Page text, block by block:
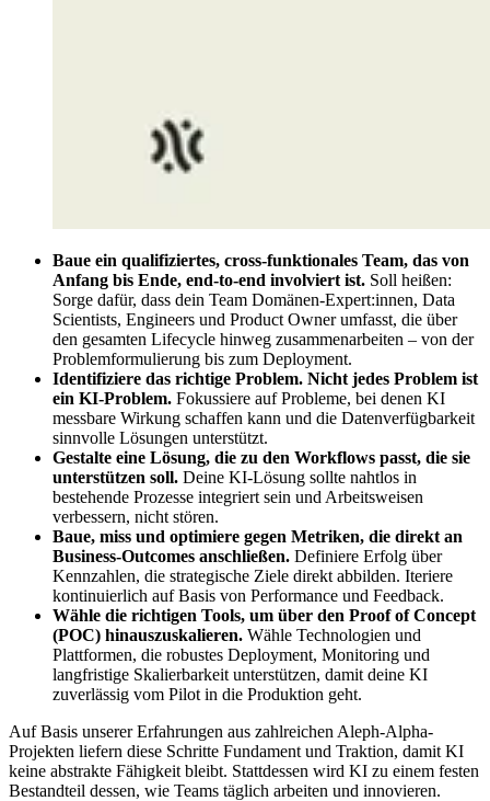
Baue ein qualifiziertes, cross-funktionales Team, das von
Anfang bis Ende, end-to-end involviert ist. Soll heißen:
Sorge dafür, dass dein Team Domänen-Expert:innen, Data
Scientists, Engineers und Product Owner umfasst, die über
den gesamten Lifecycle hinweg zusammenarbeiten – von der
Problemformulierung bis zum Deployment.
Identifiziere das richtige Problem. Nicht jedes Problem ist
ein KI-Problem. Fokussiere auf Probleme, bei denen KI
messbare Wirkung schaffen kann und die Datenverfügbarkeit
sinnvolle Lösungen unterstützt.
Gestalte eine Lösung, die zu den Workflows passt, die sie
unterstützen soll. Deine KI-Lösung sollte nahtlos in
bestehende Prozesse integriert sein und Arbeitsweisen
verbessern, nicht stören.
Baue, miss und optimiere gegen Metriken, die direkt an
Business-Outcomes anschließen. Definiere Erfolg über
Kennzahlen, die strategische Ziele direkt abbilden. Iteriere
kontinuierlich auf Basis von Performance und Feedback.
Wähle die richtigen Tools, um über den Proof of Concept
(POC) hinauszuskalieren. Wähle Technologien und
Plattformen, die robustes Deployment, Monitoring und
langfristige Skalierbarkeit unterstützen, damit deine KI
zuverlässig vom Pilot in die Produktion geht.
Auf Basis unserer Erfahrungen aus zahlreichen Aleph-Alpha-
Projekten liefern diese Schritte Fundament und Traktion, damit KI
keine abstrakte Fähigkeit bleibt. Stattdessen wird KI zu einem festen
Bestandteil dessen, wie Teams täglich arbeiten und innovieren.